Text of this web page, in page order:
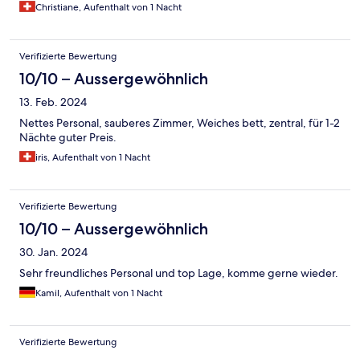
Christiane, Aufenthalt von 1 Nacht
Verifizierte Bewertung
10/10 – Aussergewöhnlich
13. Feb. 2024
Nettes Personal, sauberes Zimmer, Weiches bett, zentral, für 1-2
Nächte guter Preis.
iris, Aufenthalt von 1 Nacht
Verifizierte Bewertung
10/10 – Aussergewöhnlich
30. Jan. 2024
Sehr freundliches Personal und top Lage, komme gerne wieder.
Kamil, Aufenthalt von 1 Nacht
Verifizierte Bewertung